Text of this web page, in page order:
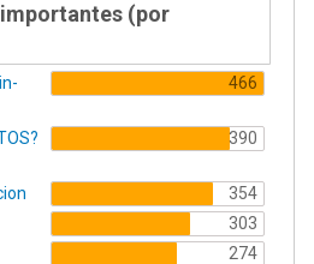
(por
466
390
354
303
274